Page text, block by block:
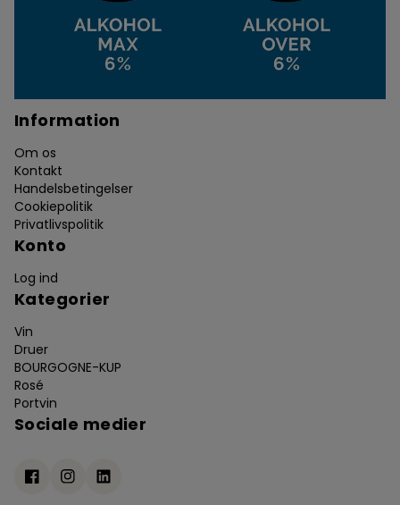
Information
Om os
Kontakt
Handelsbetingelser
Cookiepolitik
Privatlivspolitik
Konto
Log ind
Kategorier
Vin
Druer
BOURGOGNE-KUP
Rosé
Portvin
Sociale medier